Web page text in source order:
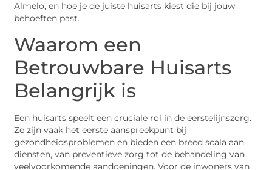
Almelo, en hoe je de juiste huisarts kiest die bij jouw
behoeften past.
Waarom een
Betrouwbare Huisarts
Belangrijk is
Een huisarts speelt een cruciale rol in de eerstelijnszorg.
Ze zijn vaak het eerste aanspreekpunt bij
gezondheidsproblemen en bieden een breed scala aan
diensten, van preventieve zorg tot de behandeling van
veelvoorkomende aandoeningen. Voor de inwoners van